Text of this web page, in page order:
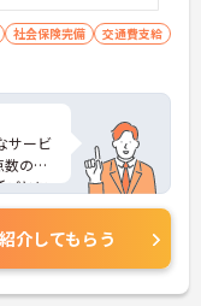
社会保険完備
交通費支給
サービ
の多
ごとに
力で
るた
本部や
おり、
長期的
紹介してもらう